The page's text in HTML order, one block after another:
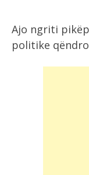
Ajo ngriti
politike